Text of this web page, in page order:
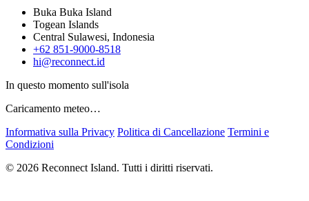
Buka Buka Island
Togean Islands
Central Sulawesi, Indonesia
+62 851-9000-8518
hi@reconnect.id
In questo momento sull'isola
Caricamento meteo…
Informativa sulla Privacy Politica di Cancellazione Termini e
Condizioni
© 2026 Reconnect Island. Tutti i diritti riservati.